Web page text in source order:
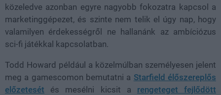
közeledve azonban egyre nagyobb fokozatra kapcsol a
marketinggépezet, és szinte nem telik el úgy nap, hogy
valamilyen érdekességről ne hallanánk az ambíciózus
sci-fi játékkal kapcsolatban.
Todd Howard például a közelmúlban személyesen jelent
meg a gamescomon bemutatni a Starfield élőszereplős
előzetesét és mesélni kicsit a rengeteget fejlődött